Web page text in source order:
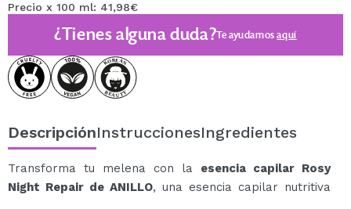
Precio x 100 ml: 41,98€
¿Tienes alguna duda?Te ayudamosaquí
DescripciónInstruccionesIngredientes
Transforma tu melena con la esencia capilar Rosy
Night Repair de ANILLO, una esencia capilar nutritiva